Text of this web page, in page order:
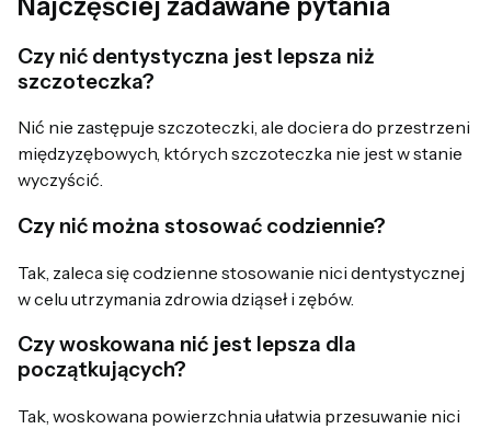
Czy nić dentystyczna jest lepsza niż
szczoteczka?
Nić nie zastępuje szczoteczki, ale dociera do przestrzeni
międzyzębowych, których szczoteczka nie jest w stanie
wyczyścić.
Czy nić można stosować codziennie?
Tak, zaleca się codzienne stosowanie nici dentystycznej
w celu utrzymania zdrowia dziąseł i zębów.
Czy woskowana nić jest lepsza dla
początkujących?
Tak, woskowana powierzchnia ułatwia przesuwanie nici